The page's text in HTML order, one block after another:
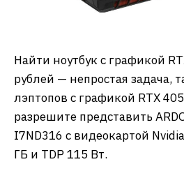
Найти ноутбук с графикой
рублей — непростая задача,
лэптопов с графикой RTX
разрешите представить
I7ND316 с видеокартой
ГБ и TDP 115 Вт.